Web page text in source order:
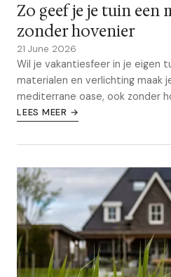
Zo geef je je tuin een
zonder hovenier
21 June 2026
Wil je vakantiesfeer in je eigen
materialen en verlichting maak
mediterrane oase, ook zonder
LEES MEER →